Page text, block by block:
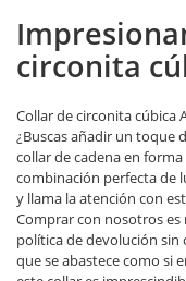
circonita
Collar de circonita cúbica
¿Buscas añadir un toque
collar de cadena en
combinación perfecta de
y llama la atención con
Comprar con nosotros es
política de devolución sin
que se abastece como si